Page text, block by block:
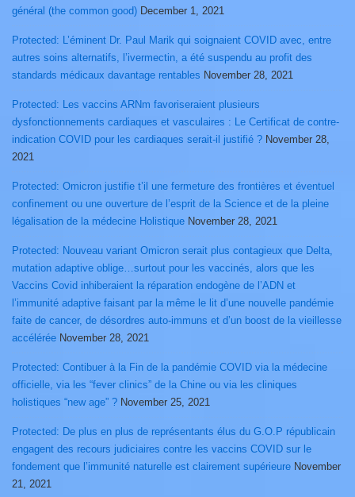
général (the common good) December 1, 2021
Protected: L’éminent Dr. Paul Marik qui soignaient COVID avec, entre
autres soins alternatifs, l’ivermectin, a été suspendu au profit des
standards médicaux davantage rentables November 28, 2021
Protected: Les vaccins ARNm favoriseraient plusieurs
dysfonctionnements cardiaques et vasculaires : Le Certificat de contre-
indication COVID pour les cardiaques serait-il justifié ? November 28,
2021
Protected: Omicron justifie t’il une fermeture des frontières et éventuel
confinement ou une ouverture de l’esprit de la Science et de la pleine
légalisation de la médecine Holistique November 28, 2021
Protected: Nouveau variant Omicron serait plus contagieux que Delta,
mutation adaptive oblige…surtout pour les vaccinés, alors que les
Vaccins Covid inhiberaient la réparation endogène de l’ADN et
l’immunité adaptive faisant par la même le lit d’une nouvelle pandémie
faite de cancer, de désordres auto-immuns et d’un boost de la vieillesse
accélérée November 28, 2021
Protected: Contibuer à la Fin de la pandémie COVID via la médecine
officielle, via les “fever clinics” de la Chine ou via les cliniques
holistiques “new age” ? November 25, 2021
Protected: De plus en plus de représentants élus du G.O.P républicain
engagent des recours judiciaires contre les vaccins COVID sur le
fondement que l’immunité naturelle est clairement supérieure November
21, 2021